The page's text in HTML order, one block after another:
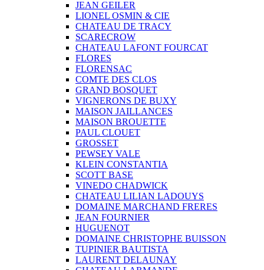
JEAN GEILER
LIONEL OSMIN & CIE
CHATEAU DE TRACY
SCARECROW
CHATEAU LAFONT FOURCAT
FLORES
FLORENSAC
COMTE DES CLOS
GRAND BOSQUET
VIGNERONS DE BUXY
MAISON JAILLANCES
MAISON BROUETTE
PAUL CLOUET
GROSSET
PEWSEY VALE
KLEIN CONSTANTIA
SCOTT BASE
VINEDO CHADWICK
CHATEAU LILIAN LADOUYS
DOMAINE MARCHAND FRERES
JEAN FOURNIER
HUGUENOT
DOMAINE CHRISTOPHE BUISSON
TUPINIER BAUTISTA
LAURENT DELAUNAY